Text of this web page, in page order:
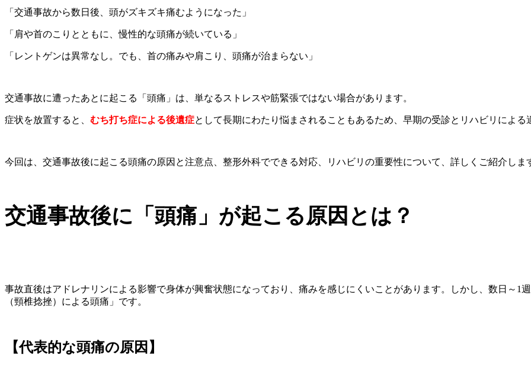
「交通事故から数日後、頭がズキズキ痛むようになった」
「肩や首のこりとともに、慢性的な頭痛が続いている」
「レントゲンは異常なし。でも、首の痛みや肩こり、頭痛が治まらない」
交通事故に遭ったあとに起こる「頭痛」は、単なるストレスや筋緊張ではない場合があります。
症状を放置すると、 むち打ち症による後遺症として長期にわたり悩まされることもあるため、早期の受診とリハビリによる
今回は、交通事故後に起こる頭痛の原因と注意点、整形外科でできる対応、リハビリの重要性について、詳しくご紹介しま
交通事故後に「頭痛」が起こる原因とは？
事故直後はアドレナリンによる影響で身体が興奮状態になっており、痛みを感じにくいことがあります。しかし、数日～1
（頸椎捻挫）による頭痛」です。
【代表的な頭痛の原因】